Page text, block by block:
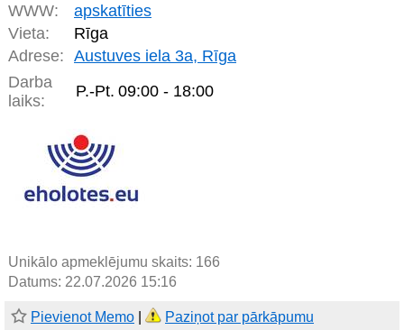
WWW:
apskatīties
Vieta:
Rīga
Adrese: Austuves iela 3a, Rīga
Darba
laiks:
P.-Pt. 09:00 - 18:00
Unikālo apmeklējumu skaits: 166
Datums: 22.07.2026 15:16
Pievienot Memo Paziņot par pārkāpumu